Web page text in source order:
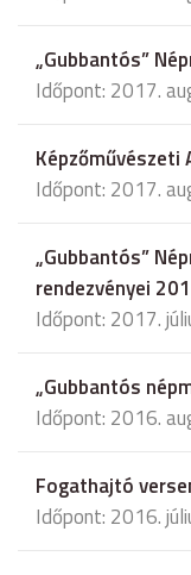
„Gubbantós”
Időpont: 2017.
Időpont: 2017.
„Gubbantós”
rendezvényei
Időpont: 2017.
„Gubbantós
Időpont: 2016.
Fogathajtó
Időpont: 2016.